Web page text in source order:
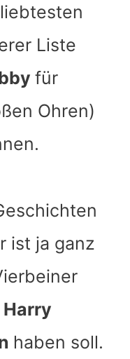
Liste
für
Ohren)
ist ja ganz
haben soll.